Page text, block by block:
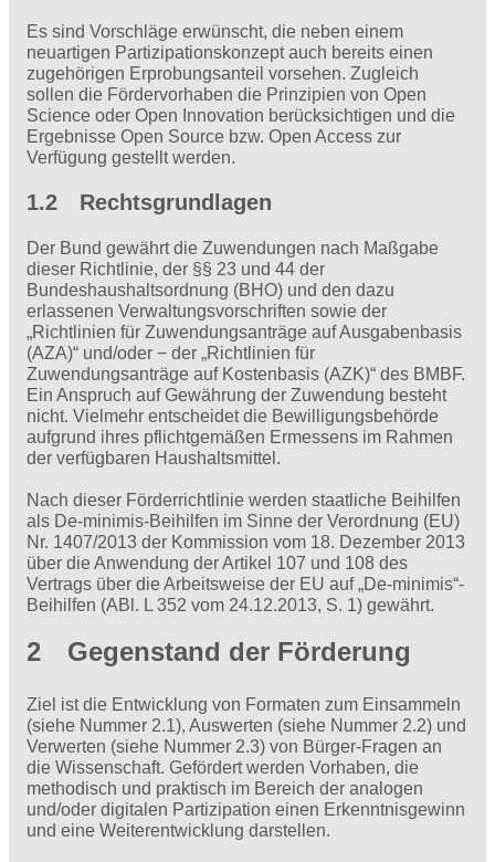
Es sind Vorschläge erwünscht, die neben einem
neuartigen Partizipationskonzept auch bereits einen
zugehörigen Erprobungsanteil vorsehen. Zugleich
sollen die Fördervorhaben die Prinzipien von Open
Science oder Open Innovation berücksichtigen und die
Ergebnisse Open Source bzw. Open Access zur
Verfügung gestellt werden.
1.2 Rechtsgrundlagen
Der Bund gewährt die Zuwendungen nach Maßgabe
dieser Richtlinie, der §§ 23 und 44 der
Bundeshaushaltsordnung (BHO) und den dazu
erlassenen Verwaltungsvorschriften sowie der
„Richtlinien für Zuwendungsanträge auf Aus­gabenbasis
(AZA)“ und/oder − der „Richtlinien für
Zuwendungsanträge auf Kostenbasis (AZK)“ des BMBF.
Ein Anspruch auf Gewährung der Zuwendung besteht
nicht. Vielmehr entscheidet die Bewilligungsbehörde
aufgrund ihres pflichtgemäßen Ermessens im Rahmen
der verfügbaren Haushaltsmittel.
Nach dieser Förderrichtlinie werden staatliche Beihilfen
als De-minimis-Beihilfen im Sinne der Verordnung (EU)
Nr. 1407/2013 der Kommission vom 18. Dezember 2013
über die Anwendung der Artikel 107 und 108 des
Vertrags über die Arbeitsweise der EU auf „De-minimis“-
Beihilfen (ABl. L 352 vom 24.12.2013, S. 1) gewährt.
2 Gegenstand der Förderung
Ziel ist die Entwicklung von Formaten zum Einsammeln
(siehe Nummer 2.1), Auswerten (siehe Nummer 2.2) und
Verwerten (siehe Nummer 2.3) von Bürger-Fragen an
die Wissenschaft. Gefördert werden Vorhaben, die
methodisch und praktisch im Bereich der analogen
und/oder digitalen Partizipation einen Erkenntnisgewinn
und eine Weiterentwicklung darstellen.